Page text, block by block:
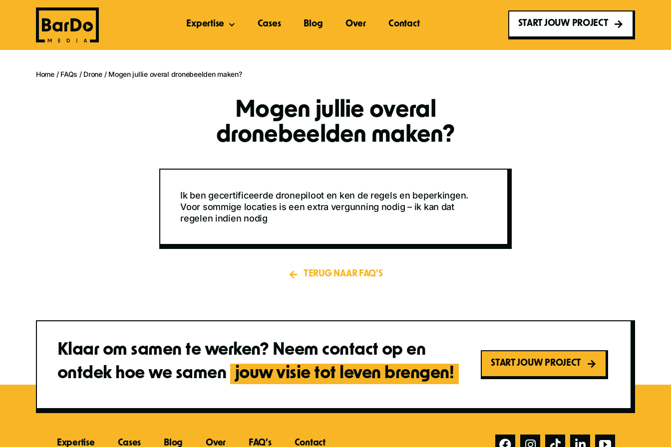
Expertise Cases Blog Over Contact START JOUW PROJECT
Home/ FAQs / Drone/ Mogen jullie overal dronebeelden maken?
Mogen jullie overal
dronebeelden maken?
Ik ben gecertificeerde dronepiloot en ken de regels en beperkingen.
Voor sommige locaties is een extra vergunning nodig – ik kan dat
regelen indien nodig
TERUG NAAR FAQ’S
Klaar om samen te werken? Neem contact op en
ontdek hoe we samen jouw visie tot leven brengen!
START JOUW PROJECT
Expertise Cases Blog Over FAQ’s Contact